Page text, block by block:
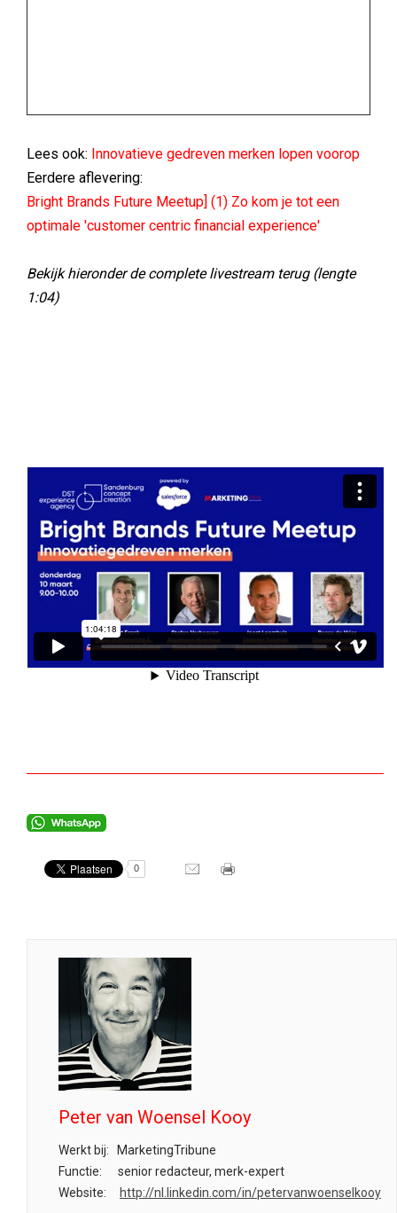
Lees ook: Innovatieve gedreven merken lopen voorop
Eerdere aflevering:
Bright Brands Future Meetup] (1) Zo kom je tot een
optimale 'customer centric financial experience'
Bekijk hieronder de complete livestream terug (lengte
1:04)
0
Peter van Woensel Kooy
Werkt bij:
MarketingTribune
Functie:
senior redacteur, merk-expert
Website:
http://nl.linkedin.com/in/petervanwoenselkooy